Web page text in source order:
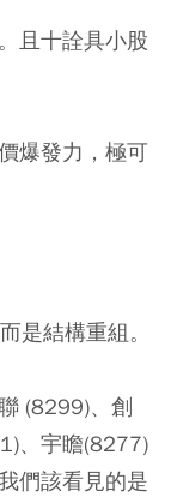
且十詮具小股
爆發力，極可
是結構重組。
(8299)、創
、宇瞻(8277)
們該看見的是